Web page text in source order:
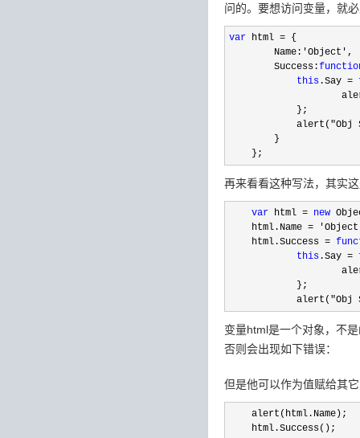
问的。要想访问变量，就
var html = {
        Name:
'Object' ,
        Success:
this .Say =
            };
            alert(
"Obj
        }
    };
再来看看这种写法，其实
    var
html = new
    html.Name
=
    html.Success
=
this .Say =
            };
            alert(
"Obj
变量html是一个对象，不
否则会出现如下错误：
但是他可以作为值赋给其
    alert(html.Name);
    html.Success();